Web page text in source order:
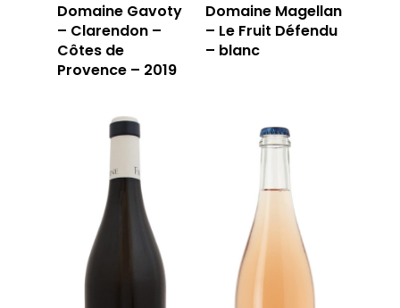
Domaine Gavoty
– Clarendon –
Côtes de
Provence – 2019
Domaine Magellan
– Le Fruit Défendu
– blanc